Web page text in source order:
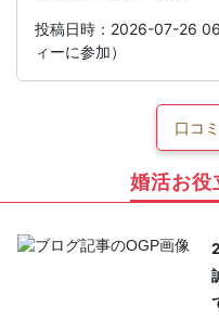
投稿日時：2026-07-26
ィーに参加）
口コ
婚活お役